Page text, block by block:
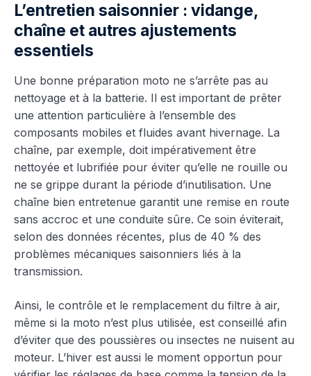
L’entretien saisonnier : vidange,
chaîne et autres ajustements
essentiels
Une bonne préparation moto ne s’arrête pas au
nettoyage et à la batterie. Il est important de prêter
une attention particulière à l’ensemble des
composants mobiles et fluides avant hivernage. La
chaîne, par exemple, doit impérativement être
nettoyée et lubrifiée pour éviter qu’elle ne rouille ou
ne se grippe durant la période d’inutilisation. Une
chaîne bien entretenue garantit une remise en route
sans accroc et une conduite sûre. Ce soin éviterait,
selon des données récentes, plus de 40 % des
problèmes mécaniques saisonniers liés à la
transmission.
Ainsi, le contrôle et le remplacement du filtre à air,
même si la moto n’est plus utilisée, est conseillé afin
d’éviter que des poussières ou insectes ne nuisent au
moteur. L’hiver est aussi le moment opportun pour